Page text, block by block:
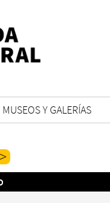
MUSEOS Y GALERÍAS